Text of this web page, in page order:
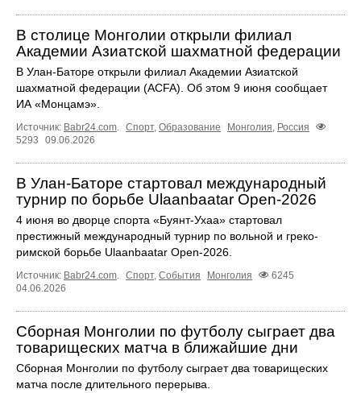
В столице Монголии открыли филиал
Академии Азиатской шахматной федерации
В Улан-Баторе открыли филиал Академии Азиатской
шахматной федерации (ACFA). Об этом 9 июня сообщает
ИА «Монцамэ».
Источник: Babr24.com. Спорт, Образование Монголия, Россия
5293
09.06.2026
В Улан-Баторе стартовал международный
турнир по борьбе Ulaanbaatar Open-2026
4 июня во дворце спорта «Буянт-Ухаа» стартовал
престижный международный турнир по вольной и греко-
римской борьбе Ulaanbaatar Open-2026.
Источник: Babr24.com. Спорт, События Монголия
6245
04.06.2026
Сборная Монголии по футболу сыграет два
товарищеских матча в ближайшие дни
Сборная Монголии по футболу сыграет два товарищеских
матча после длительного перерыва.